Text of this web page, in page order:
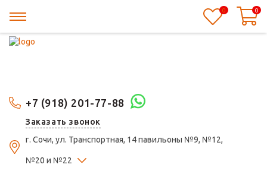
+7 (918) 201-77-88
Заказать звонок
г. Сочи, ул. Транспортная, 14 павильоны №9, №12,
№20 и №22
0 0